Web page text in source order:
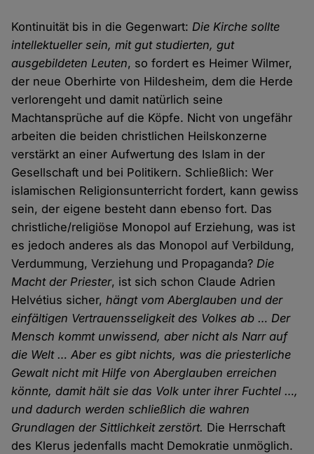
Kontinuität bis in die Gegenwart:Die Kirche sollte
intellektueller sein, mit gut studierten, gut
ausgebildeten Leuten, so fordert es Heimer Wilmer,
der neue Oberhirte von Hildesheim, dem die Herde
verlorengeht und damit natürlich seine
Machtansprüche auf die Köpfe. Nicht von ungefähr
arbeiten die beiden christlichen Heilskonzerne
verstärkt an einer Aufwertung des Islam in der
Gesellschaft und bei Politikern. Schließlich: Wer
islamischen Religionsunterricht fordert, kann gewiss
sein, der eigene besteht dann ebenso fort. Das
christliche/religiöse Monopol auf Erziehung, was ist
es jedoch anderes als das Monopol auf Verbildung,
Verdummung, Verziehung und Propaganda?Die
Macht der Priester, ist sich schon Claude Adrien
Helvétius sicher,hängt vom Aberglauben und der
einfältigen Vertrauensseligkeit des Volkes ab … Der
Mensch kommt unwissend, aber nicht als Narr auf
die Welt … Aber es gibt nichts, was die priesterliche
Gewalt nicht mit Hilfe von Aberglauben erreichen
könnte, damit hält sie das Volk unter ihrer Fuchtel …,
und dadurch werden schließlich die wahren
Grundlagen der Sittlichkeit zerstört. Die Herrschaft
des Klerus jedenfalls macht Demokratie unmöglich.